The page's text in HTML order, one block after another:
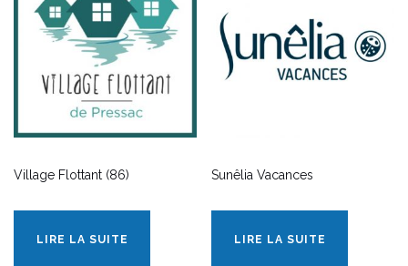
Village Flottant (86)
LIRE LA SUITE
Sunêlia Vacances
LIRE LA SUITE